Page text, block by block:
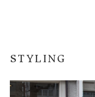
STYLING